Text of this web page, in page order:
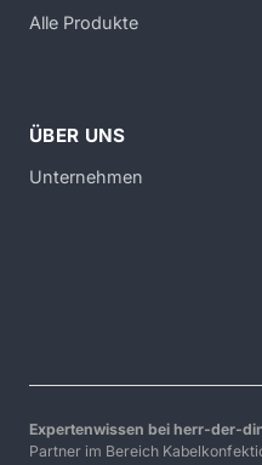
Alle Produkte
ÜBER UNS
Unternehmen
Expertenwissen bei herr-der-
Partner im Bereich